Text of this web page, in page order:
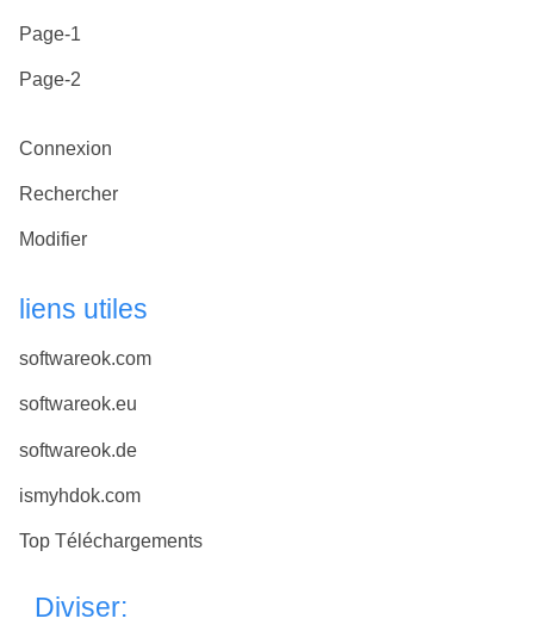
Page-1
Page-2
Connexion
Rechercher
Modifier
liens utiles
softwareok.com
softwareok.eu
softwareok.de
ismyhdok.com
Top Téléchargements
Diviser: